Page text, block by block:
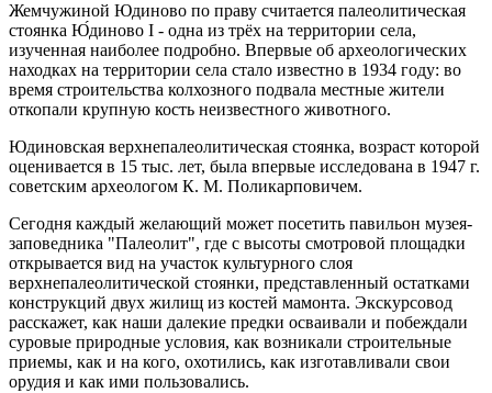
Жемчужиной Юдиново по праву считается палеолитическая
стоянка Ю́диново I - одна из трёх на территории села,
изученная наиболее подробно. Впервые об археологических
находках на территории села стало известно в 1934 году: во
время строительства колхозного подвала местные жители
откопали крупную кость неизвестного животного.
Юдиновская верхнепалеолитическая стоянка, возраст которой
оценивается в 15 тыс. лет, была впервые исследована в 1947 г.
советским археологом К. М. Поликарповичем.
Сегодня каждый желающий может посетить павильон музея-
заповедника "Палеолит", где с высоты смотровой площадки
открывается вид на участок культурного слоя
верхнепалеолитической стоянки, представленный остатками
конструкций двух жилищ из костей мамонта. Экскурсовод
расскажет, как наши далекие предки осваивали и побеждали
суровые природные условия, как возникали строительные
приемы, как и на кого, охотились, как изготавливали свои
орудия и как ими пользовались.